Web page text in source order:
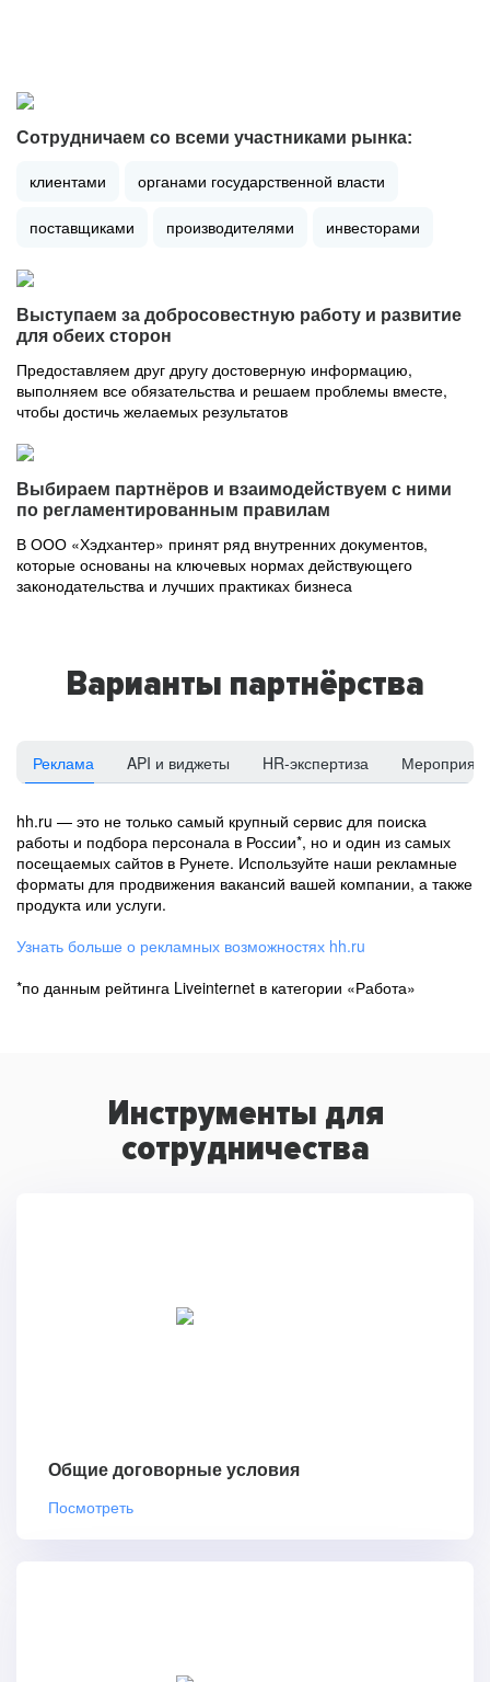
Сотрудничаем со всеми участниками рынка:
клиентами органами государственной власти
поставщиками производителями инвесторами
Выступаем за добросовестную работу и развитие
для обеих сторон
Предоставляем друг другу достоверную информацию,
выполняем все обязательства и решаем проблемы вместе,
чтобы достичь желаемых результатов
Выбираем партнёров и взаимодействуем с ними
по регламентированным правилам
В ООО «Хэдхантер» принят ряд внутренних документов,
которые основаны на ключевых нормах действующего
законодательства и лучших практиках бизнеса
Варианты партнёрства
Реклама API и виджеты HR-экспертиза
hh.ru — это не только самый крупный сервис для поиска
работы и подбора персонала в России*, но и один из самых
посещаемых сайтов в Рунете. Используйте наши рекламные
форматы для продвижения вакансий вашей компании, а также
продукта или услуги.
Узнать больше о рекламных возможностях hh.ru
*по данным рейтинга Liveinternet в категории «Работа»
Инструменты для
сотрудничества
Общие договорные условия
Посмотреть